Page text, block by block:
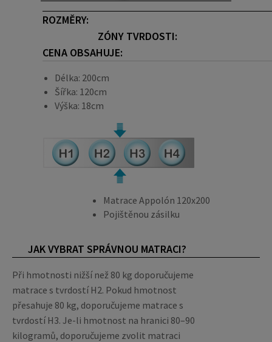
ROZMĚRY:
ZÓNY TVRDOSTI:
CENA OBSAHUJE:
Délka: 200cm
Šířka: 120cm
Výška: 18cm
Matrace Appolón 120x200
Pojištěnou zásilku
JAK VYBRAT SPRÁVNOU MATRACI?
Při hmotnosti nižší než 80 kg doporučujeme
matrace s tvrdostí H2. Pokud hmotnost
přesahuje 80 kg, doporučujeme matrace s
tvrdostí H3. Je-li hmotnost na hranici 80–90
kilogramů, doporučujeme zvolit matraci